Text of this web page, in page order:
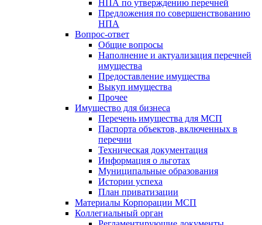
НПА по утверждению перечней
Предложения по совершенствованию
НПА
Вопрос-ответ
Общие вопросы
Наполнение и актуализация перечней
имущества
Предоставление имущества
Выкуп имущества
Прочее
Имущество для бизнеса
Перечень имущества для МСП
Паспорта объектов, включенных в
перечни
Техническая документация
Информация о льготах
Муниципальные образования
Истории успеха
План приватизации
Материалы Корпорации МСП
Коллегиальный орган